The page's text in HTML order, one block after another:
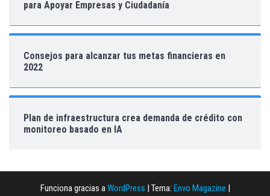
para Apoyar Empresas y Ciudadanía
Consejos para alcanzar tus metas financieras en
2022
Plan de infraestructura crea demanda de crédito con
monitoreo basado en IA
Funciona gracias aWordPress Tema: Envo Magazine